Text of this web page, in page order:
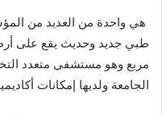
هي واحدة من العديد من
مربع وهو مستشفى متعدد
الجامعة ولديها إمكانات